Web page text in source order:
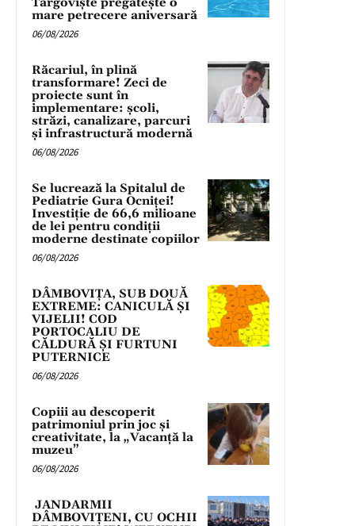
mare petrecere aniversară
06/08/2026
Răcariul, în plină
transformare! Zeci de
proiecte sunt în
implementare: școli,
străzi, canalizare, parcuri
și infrastructură modernă
06/08/2026
Se lucrează la Spitalul de
Pediatrie Gura Ocniței!
Investiție de 66,6 milioane
de lei pentru condiții
moderne destinate copiilor
06/08/2026
DÂMBOVIȚA, SUB DOUĂ
EXTREME: CANICULĂ ȘI
VIJELII! COD
PORTOCALIU DE
CĂLDURĂ ȘI FURTUNI
PUTERNICE
06/08/2026
Copiii au descoperit
patrimoniul prin joc și
creativitate, la „Vacanță la
muzeu”
06/08/2026
JANDARMII
DÂMBOVIȚENI, CU OCHII